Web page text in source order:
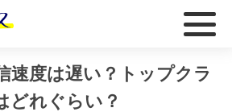
速度は遅い？トップクラ
どれぐらい？